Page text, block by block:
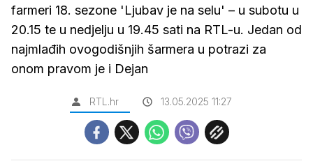
farmeri 18. sezone 'Ljubav je na selu' – u subotu u
20.15 te u nedjelju u 19.45 sati na RTL-u. Jedan od
najmlađih ovogodišnjih šarmera u potrazi za
onom pravom je i Dejan
RTL.hr 13.05.2025 11:27